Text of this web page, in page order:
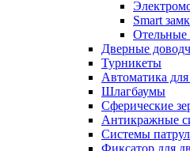
Smart
Отельные
Дверные
Турникеты
Автоматика
Шлагбаумы
Сферические
Антикражные
Системы
Фиксатор для